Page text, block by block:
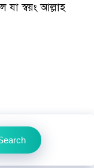
স্বয়ং আল্লাহ